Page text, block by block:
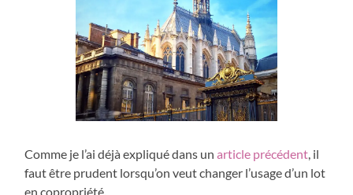
Comme je l’ai déjà expliqué dans unarticle précédent, il
faut être prudent lorsqu’on veut changer l’usage d’un lot
en copropriété.